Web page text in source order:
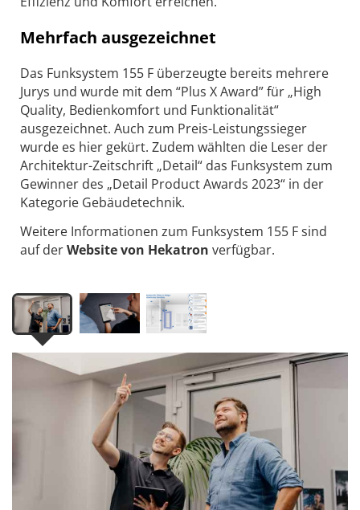
Mehrfach ausgezeichnet
Das Funksystem 155 F überzeugte bereits mehrere
Jurys und wurde mit dem “Plus X Award” für „High
Quality, Bedienkomfort und Funktionalität“
ausgezeichnet. Auch zum Preis-Leistungssieger
wurde es hier gekürt. Zudem wählten die Leser der
Architektur-Zeitschrift „Detail“ das Funksystem zum
Gewinner des „Detail Product Awards 2023“ in der
Kategorie Gebäudetechnik.
Weitere Informationen zum Funksystem 155 F sind
auf derWebsite von Hekatron verfügbar.